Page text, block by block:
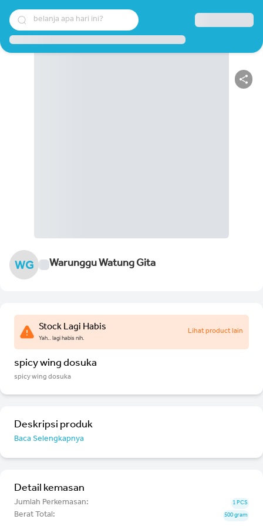
belanja apa hari ini?
WG Warunggu Watung Gita
Stock Lagi Habis
Yah.. lagi habis nih.
Lihat product lain
spicy wing dosuka
spicy wing dosuka
Deskripsi produk
Baca Selengkapnya
Detail kemasan
Jumlah Perkemasan: 1 PCS
Berat Total: 500 gram